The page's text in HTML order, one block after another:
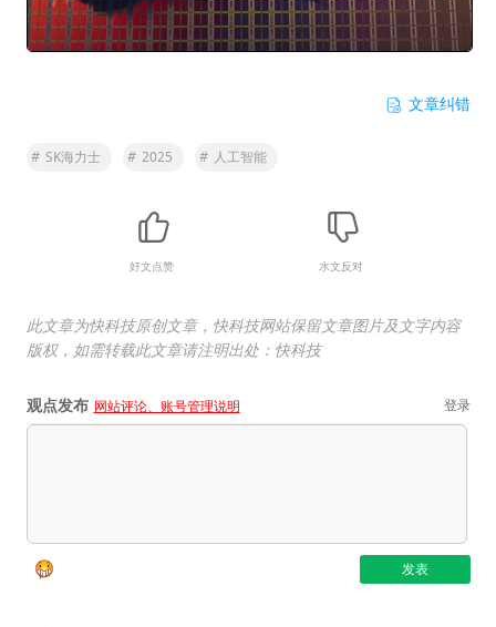
文章纠错
# SK海力士 # 2025 # 人工智能
好文点赞 水文反对
此文章为快科技原创文章，快科技网站保留文章图片及文字内容
版权，如需转载此文章请注明出处：快科技
观点发布 网站评论、账号管理说明 登录